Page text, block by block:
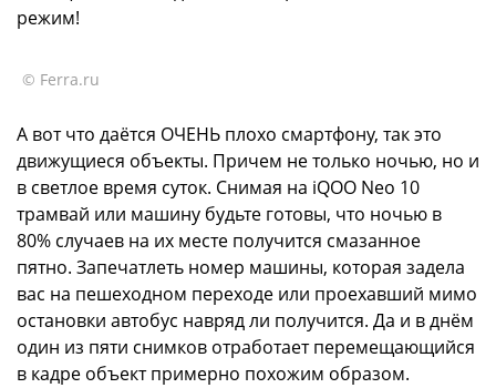
режим!
© Ferra.ru
А вот что даётся ОЧЕНЬ плохо смартфону, так это
движущиеся объекты. Причем не только ночью, но и
в светлое время суток. Снимая на iQOO Neo 10
трамвай или машину будьте готовы, что ночью в
80% случаев на их месте получится смазанное
пятно. Запечатлеть номер машины, которая задела
вас на пешеходном переходе или проехавший мимо
остановки автобус навряд ли получится. Да и в днём
один из пяти снимков отработает перемещающийся
в кадре объект примерно похожим образом.